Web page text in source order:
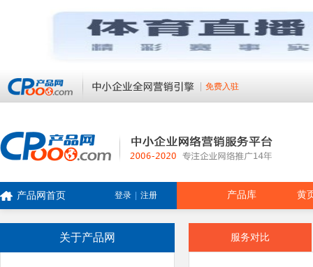
免费入驻
产品网首页 登录 注册 产品库 黄
关于产品网 服务对比